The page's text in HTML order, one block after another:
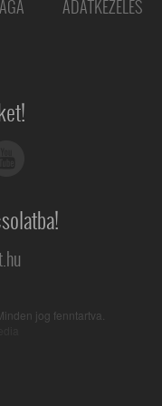
ADATKEZELÉS
jog fenntartva.